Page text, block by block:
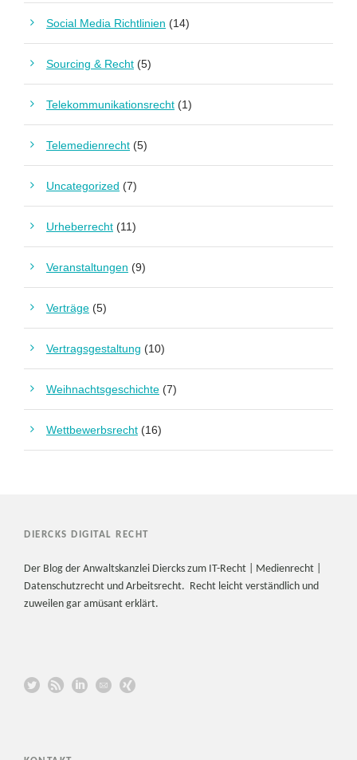
Social Media Richtlinien (14)
Sourcing & Recht (5)
Telekommunikationsrecht (1)
Telemedienrecht (5)
Uncategorized (7)
Urheberrecht (11)
Veranstaltungen (9)
Verträge (5)
Vertragsgestaltung (10)
Weihnachtsgeschichte (7)
Wettbewerbsrecht (16)
DIERCKS DIGITAL RECHT
Der Blog der Anwaltskanzlei Diercks zum IT-Recht | Medienrecht |
Datenschutzrecht und Arbeitsrecht. Recht leicht verständlich und
zuweilen gar amüsant erklärt.